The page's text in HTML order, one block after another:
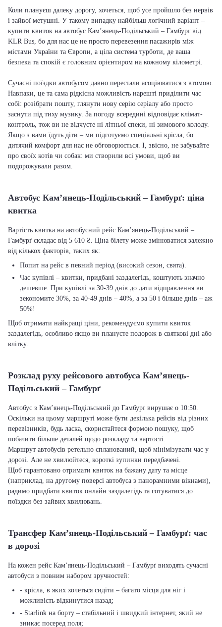
Коли плануєш далеку дорогу, хочеться, щоб усе пройшло без нервів
і зайвої метушні. У такому випадку найбільш логічний варіант –
купити квиток на автобус Кам’янець-Подільський – Гамбурґ від
KLR Bus, бо для нас це не просто перевезення пасажирів між
містами України та Європи, а ціла система турботи, де ваша
безпека та спокій є головним орієнтиром на кожному кілометрі.
Сучасні поїздки автобусом давно перестали асоціюватися з втомою.
Навпаки, це та сама рідкісна можливість нарешті приділити час
собі: розібрати пошту, глянути нову серію серіалу або просто
заснути під тиху музику. За погоду всередині відповідає клімат-
контроль, тож ви не відчуєте ні літньої спеки, ні зимового холоду.
Якщо з вами їдуть діти – ми підготуємо спеціальні крісла, бо
дитячий комфорт для нас не обговорюється. І, звісно, не забувайте
про своїх котів чи собак: ми створили всі умови, щоб ви
подорожували разом.
Автобус Кам’янець-Подільський – Гамбурґ: ціна
квитка
Вартість квитка на автобусний рейс Кам’янець-Подільський –
Гамбурґ складає від 5 610 ₴. Ціна білету може змінюватися залежно
від кількох факторів, таких як:
Попит на рейс в певний період (високий сезон, свята).
Час купівлі – квитки, придбані заздалегідь, коштують значно
дешевше. При купівлі за 30-39 днів до дати відправлення ви
зекономите 30%, за 40-49 днів – 40%, а за 50 і більше днів – аж
50%!
Щоб отримати найкращі ціни, рекомендуємо купити квиток
заздалегідь, особливо якщо ви плануєте подорож в святкові дні або
влітку.
Розклад руху рейсового автобуса Кам’янець-
Подільський – Гамбурґ
Автобус з Кам’янець-Подільський до Гамбурґ вирушає о 10:50.
Оскільки на цьому маршруті може бути декілька рейсів від різних
перевізників, будь ласка, скористайтеся формою пошуку, щоб
побачити більше деталей щодо розкладу та вартості.
Маршрут автобусів ретельно спланований, щоб мінімізувати час у
дорозі. Але не хвилюйтеся, короткі зупинки передбачені.
Щоб гарантовано отримати квиток на бажану дату та місце
(наприклад, на другому поверсі автобуса з панорамними вікнами),
радимо придбати квиток онлайн заздалегідь та готуватися до
поїздки без зайвих хвилювань.
Трансфер Кам’янець-Подільський – Гамбурґ: час
в дорозі
На кожен рейс Кам’янець-Подільський – Гамбурґ виходять сучасні
автобуси з повним набором зручностей:
- крісла, в яких хочеться сидіти – багато місця для ніг і
можливість відкинутися назад;
- Starlink на борту – стабільний і швидкий інтернет, який не
зникає посеред поля;